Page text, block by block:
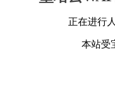
正在进行
本站受